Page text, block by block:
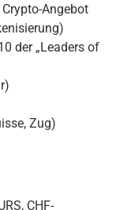
Angebot
der „Leaders of
Zug)
CHF-